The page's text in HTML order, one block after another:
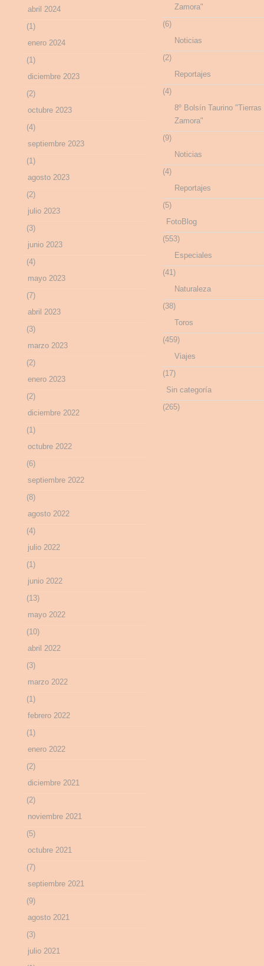
abril 2024
(1)
enero 2024
(1)
diciembre 2023
(2)
octubre 2023
(4)
septiembre 2023
(1)
agosto 2023
(2)
julio 2023
(3)
junio 2023
(4)
mayo 2023
(7)
abril 2023
(3)
marzo 2023
(2)
enero 2023
(2)
diciembre 2022
(1)
octubre 2022
(6)
septiembre 2022
(8)
agosto 2022
(4)
julio 2022
(1)
junio 2022
(13)
mayo 2022
(10)
abril 2022
(3)
marzo 2022
(1)
febrero 2022
(1)
enero 2022
(2)
diciembre 2021
(2)
noviembre 2021
(5)
octubre 2021
(7)
septiembre 2021
(9)
agosto 2021
(3)
julio 2021
Zamora"
(6)
Noticias
(2)
Reportajes
(4)
8º Bolsín Taurino "Tierras
Zamora"
(9)
Noticias
(4)
Reportajes
(5)
FotoBlog
(553)
Especiales
(41)
Naturaleza
(38)
Toros
(459)
Viajes
(17)
Sin categoría
(265)